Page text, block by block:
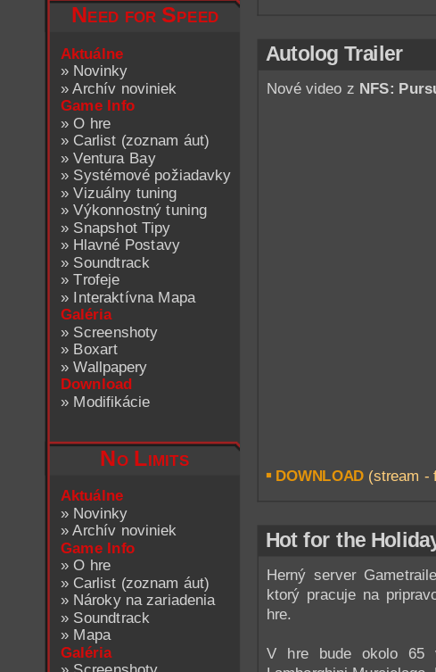
Need for Speed
Aktuálne
» Novinky
»Archív noviniek
Game Info
»O hre
» Carlist (zoznam áut)
»Ventura Bay
» Systémové požiadavky
»Vizuálny tuning
»Výkonnostný tuning
» Snapshot Tipy
» Hlavné Postavy
» Soundtrack
»Trofeje
» Interaktívna Mapa
Galéria
» Screenshoty
» Boxart
»Wallpapery
Download
» Modifikácie
No Limits
Aktuálne
» Novinky
»Archív noviniek
Game Info
»O hre
» Carlist (zoznam áut)
» Nároky na zariadenia
» Soundtrack
» Mapa
Galéria
Autolog Trailer
Nové video z NFS:
DOWNLOAD (stream -
Hot for the
Herný server
ktorý pracuje na
hre.
V hre bude okolo 65